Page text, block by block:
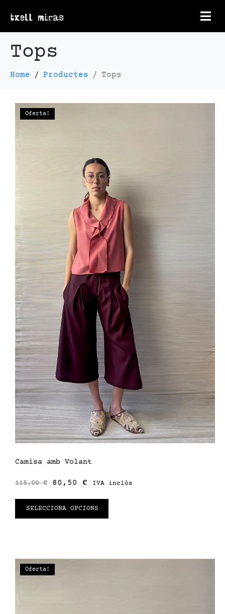
Tops
Home Productes Tops
Oferta!
Camisa amb Volant
115,00€ 80,50 € IVA inclòs
SELECCIONA OPCIONS
Oferta!